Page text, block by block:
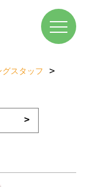
スタッフ